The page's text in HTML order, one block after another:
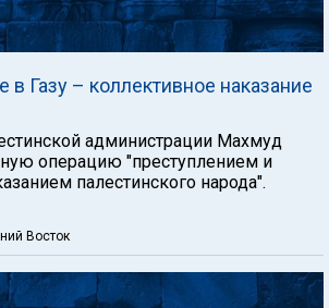
в Газу – коллективное наказание
администрации Махмуд
операцию "преступлением и
палестинского народа".
Восток